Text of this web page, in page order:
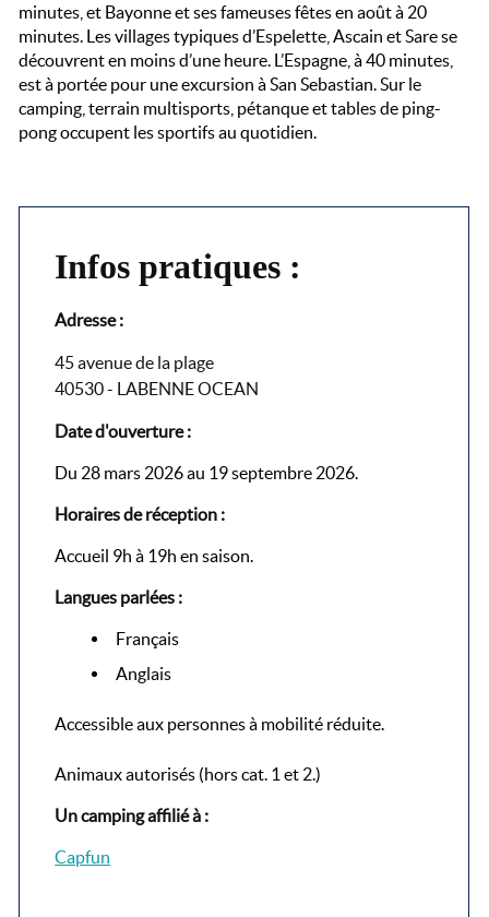
minutes, et Bayonne et ses fameuses fêtes en août à 20
minutes. Les villages typiques d’Espelette, Ascain et Sare se
découvrent en moins d’une heure. L’Espagne, à 40 minutes,
est à portée pour une excursion à San Sebastian. Sur le
camping, terrain multisports, pétanque et tables de ping-
pong occupent les sportifs au quotidien.
Infos pratiques :
Adresse :
45 avenue de la plage
40530 - LABENNE OCEAN
Date d'ouverture :
Du 28 mars 2026 au 19 septembre 2026.
Horaires de réception :
Accueil 9h à 19h en saison.
Langues parlées :
Français
Anglais
Accessible aux personnes à mobilité réduite.
Animaux autorisés (hors cat. 1 et 2.)
Un camping affilié à :
Capfun